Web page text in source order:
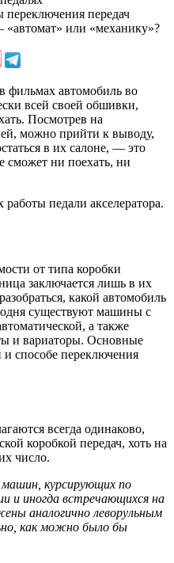
передач
или «механику»?
фильмах автомобиль во
всей своей обшивки,
Посмотрев на
можно прийти к выводу,
в их салоне, — это
сможет ни поехать, ни
педали акселератора.
от типа коробки
заключается лишь в их
какой автомобиль
существуют машины с
а также
и вариаторы. Основные
и способе переключения
всегда одинаково,
коробкой передач, хоть на
число.
машин, курсирующих по
и иногда встречающихся на
аналогично леворульным
как можно было бы